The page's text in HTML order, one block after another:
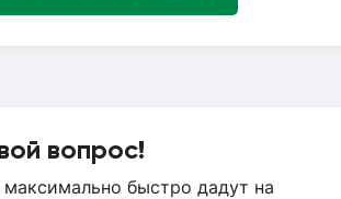
вопрос!
быстро дадут на